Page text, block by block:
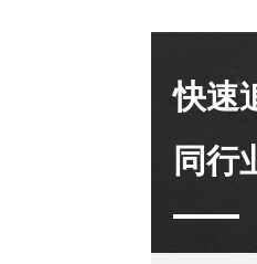
快速
同行